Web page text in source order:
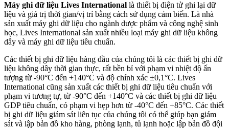
Máy ghi dữ liệu Lives International là thiết bị điện tử ghi lại dữ
liệu và giá trị thời gian/vị trí bằng cách sử dụng cảm biến. Là nhà
sản xuất máy ghi dữ liệu cho ngành dược phẩm và công nghệ sinh
học, Lives International sản xuất nhiều loại máy ghi dữ liệu không
dây và máy ghi dữ liệu tiêu chuẩn.
Các thiết bị ghi dữ liệu hàng đầu của chúng tôi là các thiết bị ghi dữ
liệu không dây thời gian thực, rất bền bỉ với phạm vi nhiệt độ ấn
tượng từ -90°C đến +140°C và độ chính xác ±0,1°C. Lives
International cũng sản xuất các thiết bị ghi dữ liệu tiêu chuẩn với
phạm vi tương tự, từ -90°C đến +140°C và các thiết bị ghi dữ liệu
GDP tiêu chuẩn, có phạm vi hẹp hơn từ -40°C đến +85°C. Các thiết
bị ghi dữ liệu giám sát liên tục của chúng tôi có thể giúp bạn giám
sát và lập bản đồ kho hàng, phòng lạnh, tủ lạnh hoặc lập bản đồ đội